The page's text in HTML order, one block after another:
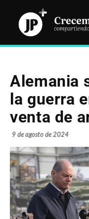
Alemania
la guerra
venta de
9 de agosto de 2024